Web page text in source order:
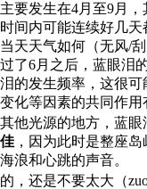
要发生在4月至9月，
时间内可能连续好几
天天气如何（无风/
了6月之后，蓝眼泪
的发生频率，这很可
化等因素的共同作用
他光源的地方，蓝眼
，因为此时是整座
浪和心跳的声音。
，还是不要太大（